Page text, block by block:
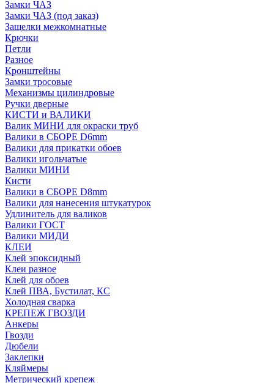
Замки ЧАЗ
Замки ЧАЗ (под заказ)
Защелки межкомнатные
Крючки
Петли
Разное
Кронштейны
Замки тросовые
Механизмы цилиндровые
Ручки дверные
КИСТИ и ВАЛИКИ
Валик МИНИ для окраски труб
Валики в СБОРЕ D6mm
Валики для прикатки обоев
Валики игольчатые
Валики МИНИ
Кисти
Валики в СБОРЕ D8mm
Валики для нанесения штукатурок
Удлинитель для валиков
Валики ГОСТ
Валики МИДИ
КЛЕИ
Клей эпоксидный
Клеи разное
Клей для обоев
Клей ПВА, Бустилат, КС
Холодная сварка
КРЕПЕЖ ГВОЗДИ
Анкеры
Гвозди
Дюбели
Заклепки
Кляймеры
Метрический крепеж